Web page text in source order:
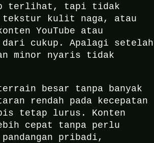
terlihat, tapi tidak
kulit naga, atau
YouTube atau
cukup. Apalagi setelah
minor nyaris tidak
besar tanpa banyak
rendah pada kecepatan
tetap lurus. Konten
cepat tanpa perlu
pribadi,